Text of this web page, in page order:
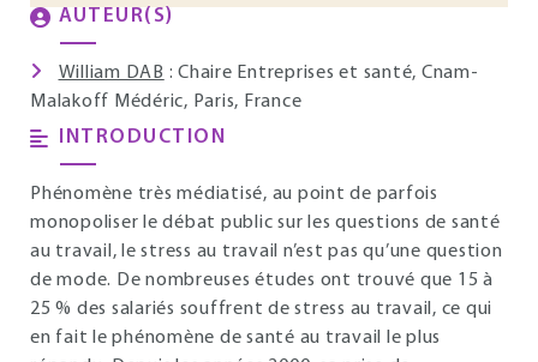
AUTEUR(S)
William DAB : Chaire Entreprises et santé, Cnam-
Malakoff Médéric, Paris, France
INTRODUCTION
Phénomène très médiatisé, au point de parfois
monopoliser le débat public sur les questions de santé
au travail, le stress au travail n’est pas qu’une question
de mode. De nombreuses études ont trouvé que 15 à
25 % des salariés souffrent de stress au travail, ce qui
en fait le phénomène de santé au travail le plus